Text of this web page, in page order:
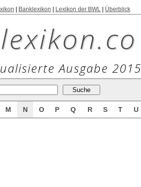
Banklexikon Lexikon der BWL Überblick
Ausgabe 2015
M N O P Q R S T U